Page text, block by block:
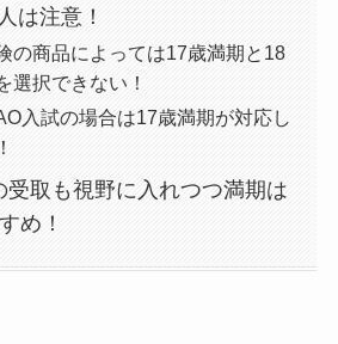
は注意！
の商品によっては17歳満期と18
選択できない！
入試の場合は17歳満期が対応し
受取も視野に入れつつ満期は
め！